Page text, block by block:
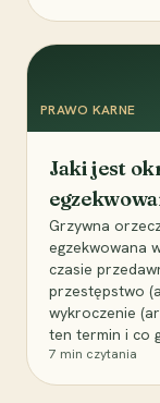
PRAWO KARNE
Jaki jest
Grzywna
egzekwowana
czasie
przestępstwo
wykroczenie
ten termin i co
7 min czytania